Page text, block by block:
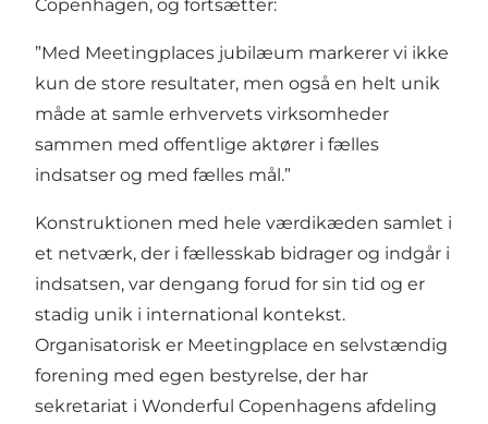
Copenhagen, og fortsætter:
”Med Meetingplaces jubilæum markerer vi ikke
kun de store resultater, men også en helt unik
måde at samle erhvervets virksomheder
sammen med offentlige aktører i fælles
indsatser og med fælles mål.”
Konstruktionen med hele værdikæden samlet i
et netværk, der i fællesskab bidrager og indgår i
indsatsen, var dengang forud for sin tid og er
stadig unik i international kontekst.
Organisatorisk er Meetingplace en selvstændig
forening med egen bestyrelse, der har
sekretariat i Wonderful Copenhagens afdeling